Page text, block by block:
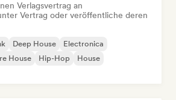
Verlagsvertrag an
Vertrag oder veröffentliche deren
Deep House
Electronica
House Hip-Hop
House